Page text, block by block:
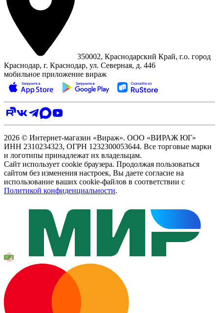
350002, Краснодарский Край, г.о. город
Краснодар, г. Краснодар, ул. Северная, д. 446
мобильное приложение вираж
2026 © Интернет-магазин «Вираж». ООО «ВИРАЖ ЮГ»
ИНН 2310234323, ОГРН 1232300053644. Все торговые марки
и логотипы принадлежат их владельцам.
Сайт использует cookie браузера. Продолжая пользоваться
сайтом без изменения настроек, Вы даете согласие на
использование ваших cookie-файлов в соответствии с
Политикой конфиденциальности.